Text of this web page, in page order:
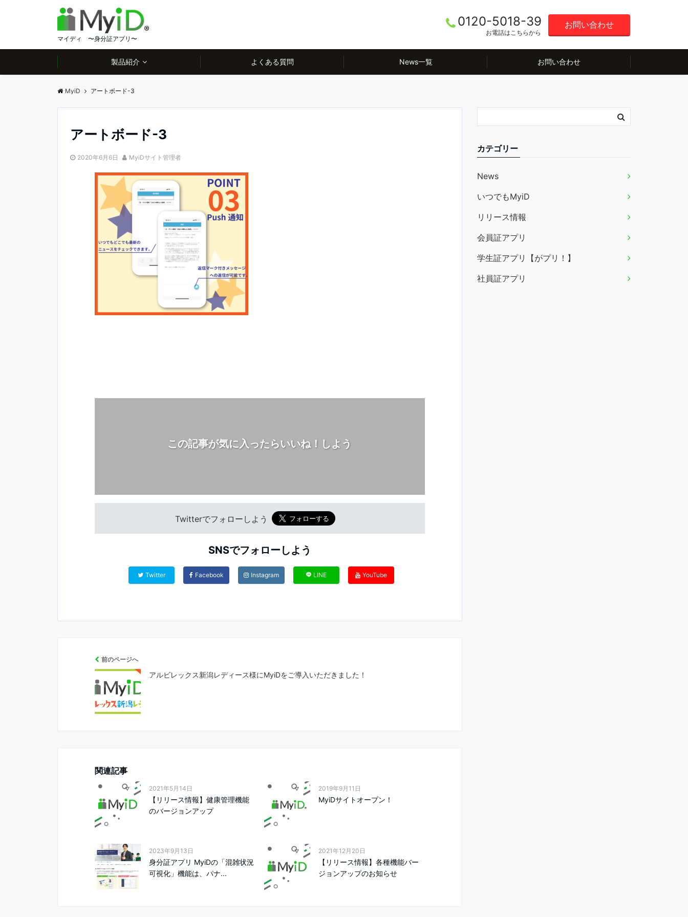
マイディ 〜身分証アプリ〜
0120-5018-39
お電話はこちらから
お問い合わせ
製品紹介 よくある質問 News一覧 お問い合わせ
MyiD アートボード-3
アートボード-3
2020年6月6日 MyiDサイト管理者
この記事が気に入ったらいいね！しよう
Twitterでフォローしよう
SNSでフォローしよう
Twitter Facebook Instagram LINE YouTube
前のページへ
アルビレックス新潟レディース様にMyiDをご導入いただきました！
関連記事
2021年5月14日
【リリース情報】健康管理機能
のバージョンアップ
2019年9月11日
MyiDサイトオープン！
2023年9月13日
身分証アプリ MyiDの「混雑状況
可視化」機能は、パナ...
2021年12月20日
【リリース情報】各種機能バー
ジョンアップのお知らせ
カテゴリー
News
いつでもMyiD
リリース情報
会員証アプリ
学生証アプリ【がプリ！】
社員証アプリ